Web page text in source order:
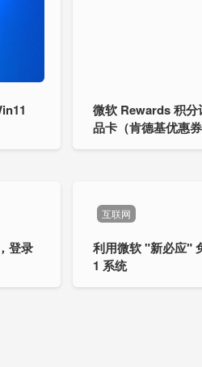
微软 Rewards 积分
品卡（肯德基优惠
登录
互联网
利用微软 "新必应"
1 系统